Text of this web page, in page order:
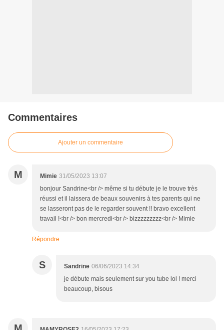
Commentaires
Ajouter un commentaire
M Mimie 31/05/2023 13:07
bonjour Sandrine<br /> même si tu débute je le trouve très
réussi et il laissera de beaux souvenirs à tes parents qui ne
se lasseront pas de le regarder souvent !! bravo excellent
travail !<br /> bon mercredi<br /> bizzzzzzzzz<br /> Mimie
Répondre
S Sandrine 06/06/2023 14:34
je débute mais seulement sur you tube lol ! merci
beaucoup, bisous